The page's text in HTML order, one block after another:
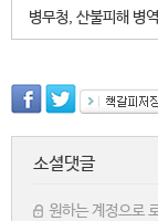
병무청, 산불피해 병
소셜댓글
원하는 계정으로